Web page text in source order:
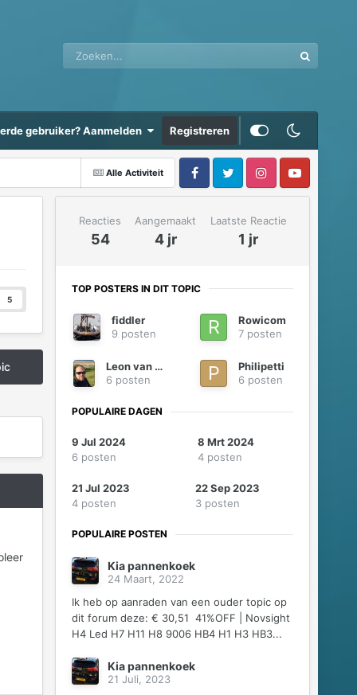
gebruiker? Aanmelden Registreren
Alle Activiteit
5
Reacties
54
Aangemaakt
4 jr
Laatste Reactie
1 jr
TOP POSTERS IN DIT TOPIC
fiddler
9 posten
Rowicom
7 posten
Leon van Haren
6 posten
Philipetti
6 posten
POPULAIRE DAGEN
9 Jul 2024
6 posten
8 Mrt 2024
4 posten
21 Jul 2023
4 posten
22 Sep 2023
3 posten
POPULAIRE POSTEN
Kia pannenkoek
24 Maart, 2022
Ik heb op aanraden van een ouder topic op
dit forum deze: € 30,51 41%OFF | Novsight
H4 Led H7 H11 H8 9006 HB4 H1 H3 HB3...
Kia pannenkoek
21 Juli, 2023